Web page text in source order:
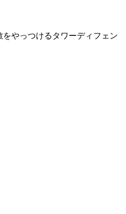
をやっつけるタワーディフェン